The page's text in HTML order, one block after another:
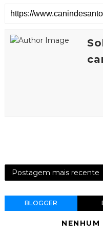
Postagem mais recente
BLOGGER